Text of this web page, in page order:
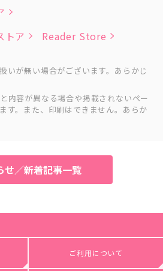
トア
Reader Store
いが無い場合がございます。あらかじ
内容が異なる場合や掲載されないペー
す。また、印刷はできません。あらか
せ／新着記事一覧
ご利用について